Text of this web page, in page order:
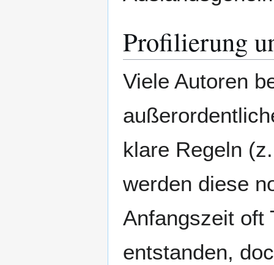
Profilierung
Viele Autoren
klare Regeln
werden diese
Anfangszeit oft
entstanden,